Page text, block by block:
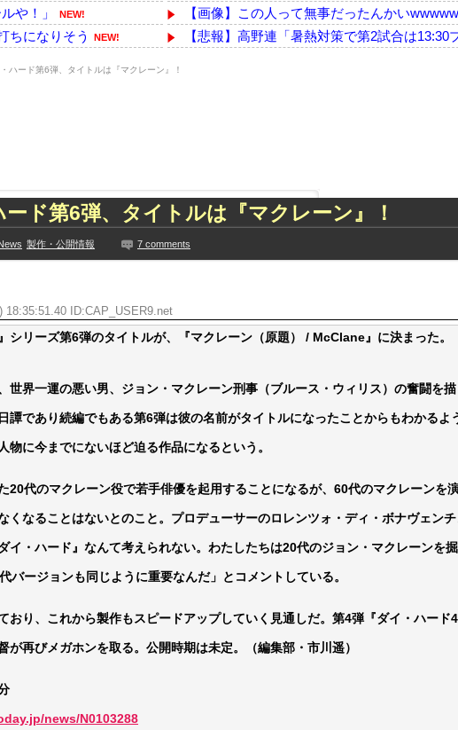
や！」 NEW!
ちになりそう NEW!
くやつ...
保史緒里と中村麗...
挑戦‼
総括を踏まえ、適...
咲遥】
自民批判！」...
1週間もしないう...
させない方法教え...
ラのライバルに...
ｗｗｗｗｗ
【画像】この人って無事だったんかい
【悲報】高野連「暑熱対策で第2試合は13:30
赤紙を貰った息子「うあぁ…やっぱり怖え
【激安速報】ダイヤモンドの功罪、リアル、
【衝撃】陸上自衛隊の22歳陸士長、空き家で
【画像】北海道、推定300kgのヒグマ登場ｗ
【VTuber】千羽師匠、Grokに自分の気持ち悪
【画像】彼女「ねー、今日のデートこれで行
メイドの格好してるちょちょたんの破壊力が
BABYMETAL「PMC Vol.29 新生ベビメタ表紙
モーニングショー「視聴率5.2％！」テレビ朝
【唖然】渋谷のホームレス対策、とんでもな
【速報】川島海荷、警視庁前で接触事故
本田翼が好きなB'zの曲ランキングが酷すぎる
Powered by livedoor 相互RSS
・ハード第6弾、タイトルは『マクレーン』！
ード第6弾、タイトルは『マクレーン』！
製作・公開情報 7 comments
18:35:51.40 ID:CAP_USER9.net
リーズ第6弾のタイトルが、『マクレーン（原題） / McClane』に決まった。
世界一運の悪い男、ジョン・マクレーン刑事（ブルース・ウィリス）の奮闘を
譚であり続編でもある第6弾は彼の名前がタイトルになったことからもわかるよ
物に今までにないほど迫る作品になるという。
20代のマクレーン役で若手俳優を起用することになるが、60代のマクレーンを
くなることはないとのこと。プロデューサーのロレンツォ・ディ・ボナヴェンチ
イ・ハード』なんて考えられない。わたしたちは20代のジョン・マクレーンを
バージョンも同じように重要なんだ」とコメントしている。
り、これから製作もスピードアップしていく見通しだ。第4弾『ダイ・ハード
が再びメガホンを取る。公開時期は未定。（編集部・市川遥）
news/N0103288